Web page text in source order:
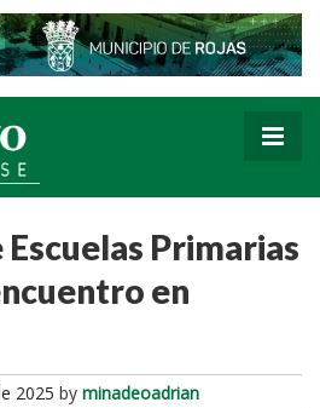
Primarias
en
2025 by minadeoadrian